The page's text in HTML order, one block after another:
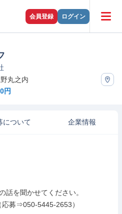
会員登録 ログイン
丸之内
円
について 企業情報
話を聞かせてください。
募⇒050-5445-2653）